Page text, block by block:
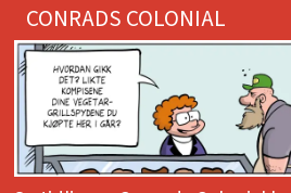
CONRADS COLONIAL